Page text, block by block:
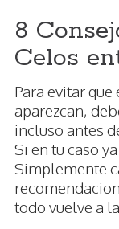
8
Celos
Para evitar que
aparezcan,
incluso antes
Si en tu caso
Simplemente
todo vuelve a